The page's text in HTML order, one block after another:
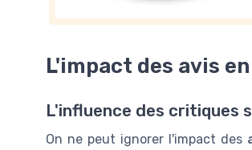
L'impact des avis
L'influence des critiques
On ne peut ignorer l'impact des